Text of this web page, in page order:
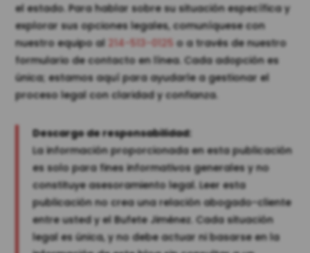
el estado. Para hablar sobre su situación específica y
explorar sus opciones legales, comuníquese con
nuestro equipo al 214-513-0125 o a través de nuestro
formulario de contacto en línea. Cada adopción es
única; estamos aquí para ayudarle a gestionar el
proceso legal con claridad y confianza.
Descargo de responsabilidad:
La información proporcionada en esta publicación
es solo para fines informativos generales y no
constituye asesoramiento legal. Leer esta
publicación no crea una relación abogado-cliente
entre usted y el Bufete Jiménez. Cada situación
legal es única, y no debe actuar ni basarse en la